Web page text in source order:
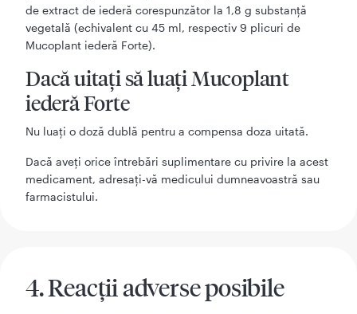
de extract de iederă corespunzător la 1,8 g substanță
vegetală (echivalent cu 45 ml, respectiv 9 plicuri de
Mucoplant iederă Forte).
Dacă uitaţi să luaţi Mucoplant
iederă Forte
Nu luaţi o doză dublă pentru a compensa doza uitată.
Dacă aveţi orice întrebări suplimentare cu privire la acest
medicament, adresaţi-vă medicului dumneavoastră sau
farmacistului.
4. Reacţii adverse posibile